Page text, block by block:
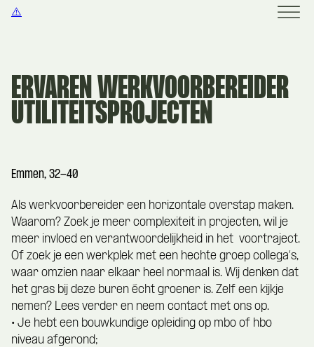
ERVAREN WERKVOORBEREIDER
UTILITEITSPROJECTEN
Emmen, 32-40
Als werkvoorbereider een horizontale overstap maken.
Waarom? Zoek je meer complexiteit in projecten, wil je
meer invloed en verantwoordelijkheid in het voortraject.
Of zoek je een werkplek met een hechte groep collega’s,
waar omzien naar elkaar heel normaal is. Wij denken dat
het gras bij deze buren écht groener is. Zelf een kijkje
nemen? Lees verder en neem contact met ons op.
• Je hebt een bouwkundige opleiding op mbo of hbo
niveau afgerond;